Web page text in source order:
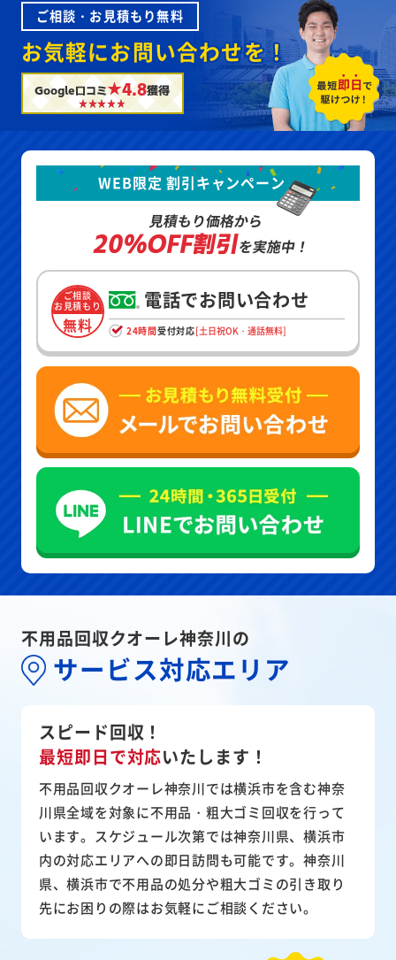
ご相談・お見積もり無料
お気軽にお問い合わせを！
Google口コミ★4.8獲得
WEB限定 割引キャンペーン
見積もり価格から
20%OFF割引を実施中！
ご相談
お見積もり
無料
電話でお問い合わせ
24時間受付対応[土日祝OK・通話無料]
不用品回収クオーレ神奈川の
サービス対応エリア
スピード回収！
最短即日で対応いたします！
不用品回収クオーレ神奈川では横浜市を含む神奈
川県全域を対象に不用品・粗大ゴミ回収を行って
います。スケジュール次第では神奈川県、横浜市
内の対応エリアへの即日訪問も可能です。神奈川
県、横浜市で不用品の処分や粗大ゴミの引き取り
先にお困りの際はお気軽にご相談ください。